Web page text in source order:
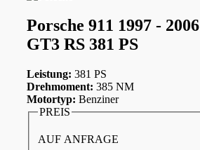
Porsche 911 1997 - 2006 996 3.6i
GT3 RS 381 PS
Leistung: 381 PS
Drehmoment: 385 NM
Motortyp: Benziner
PREIS
AUF ANFRAGE